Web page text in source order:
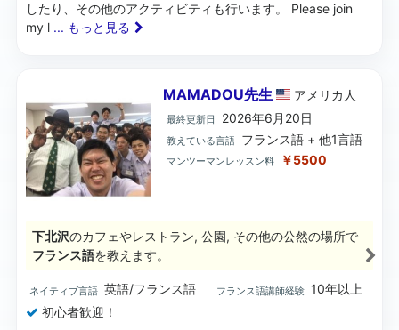
したり、その他のアクティビティも行います。 Please join
my l ... もっと見る
MAMADOU先生 アメリカ 人
最終更新日 2026年6月20日
教えている言語 フランス語 + 他1言語
マンツーマンレッスン料 ￥5500
下北沢のカフェやレストラン, 公園, その他の公然の場所で
フランス語を教えます。
ネイティブ言語 英語/フランス語 フランス語講師経験 10年以上
初心者歓迎！